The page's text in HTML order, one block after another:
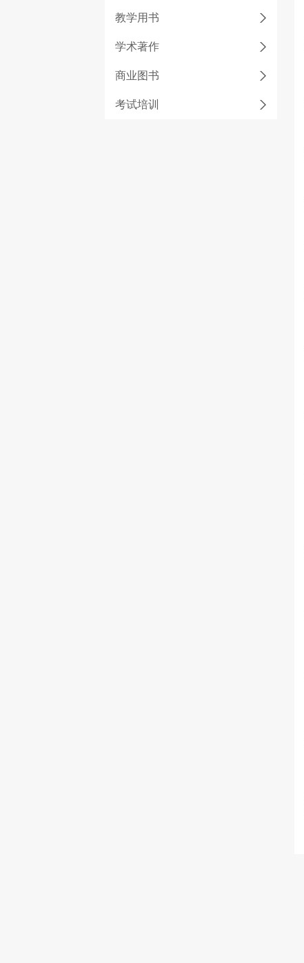
教学用书
学术著作
商业图书
考试培训